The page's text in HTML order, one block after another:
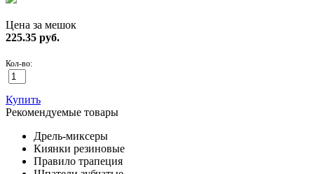
Цена за мешок
225.35 руб.
Кол-во:
Купить
Рекомендуемые товары
Дрель-миксеры
Киянки резиновые
Правило трапеция